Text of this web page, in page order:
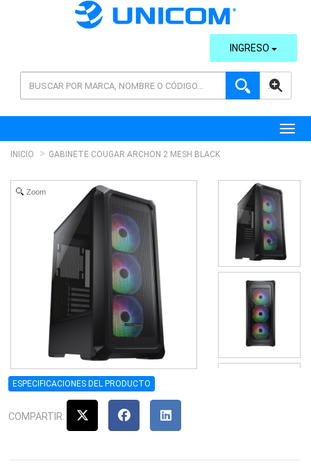
AVANZADA
INGRESO
INICIO GABINETE COUGAR ARCHON 2 MESH BLACK
Zoom
ESPECIFICACIONES DEL PRODUCTO
COMPARTIR: